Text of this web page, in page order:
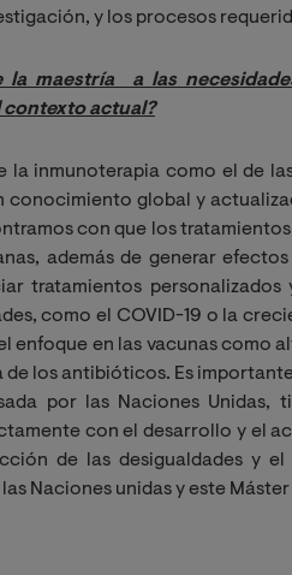
y los procesos
la maestría  a las
actual?
la inmunoterapia como el de
conocimiento global y
con que los
además de generar
tratamientos
como el COVID-19 o la
enfoque en las vacunas como
de los antibióticos. Es
por las Naciones Unidas,
con el desarrollo y el
de las desigualdades y
Naciones unidas y este